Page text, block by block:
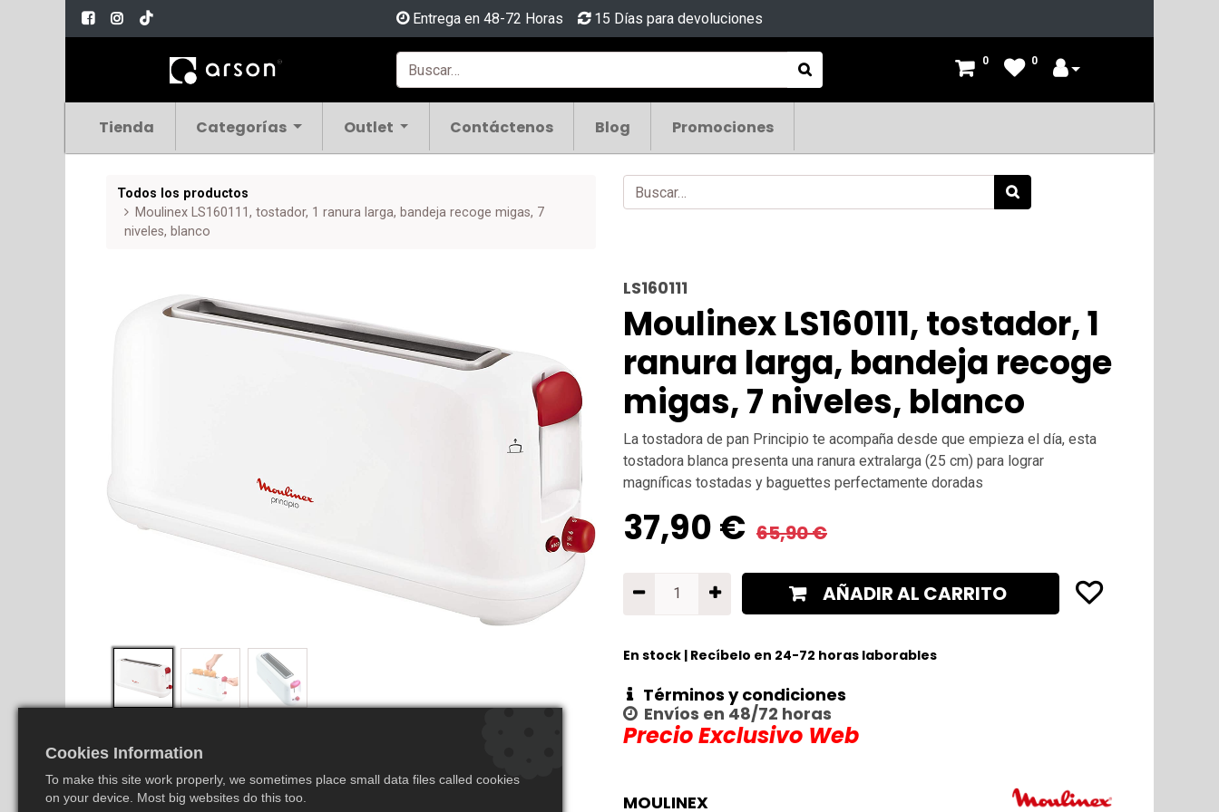
Entrega en 48-72 Horas 15 Días para devoluciones
0 0
Tienda Categorías Outlet Contáctenos Blog Promociones
Todos los productos
Moulinex LS160111, tostador, 1 ranura larga, bandeja recoge migas, 7
niveles, blanco
LS160111
Moulinex LS160111, tostador, 1
ranura larga, bandeja recoge
migas, 7 niveles, blanco
La tostadora de pan Principio te acompaña desde que empieza el día, esta
tostadora blanca presenta una ranura extralarga (25 cm) para lograr
magníficas tostadas y baguettes perfectamente doradas
37,90€ 65,90€
AÑADIR AL CARRITO
En stock | Recíbelo en 24-72 horas laborables
Términos y condiciones
Envíos en 48/72 horas
Precio Exclusivo Web
MOULINEX
Cookies Information
To make this site work properly, we sometimes place small data files called cookies
on your device. Most big websites do this too.